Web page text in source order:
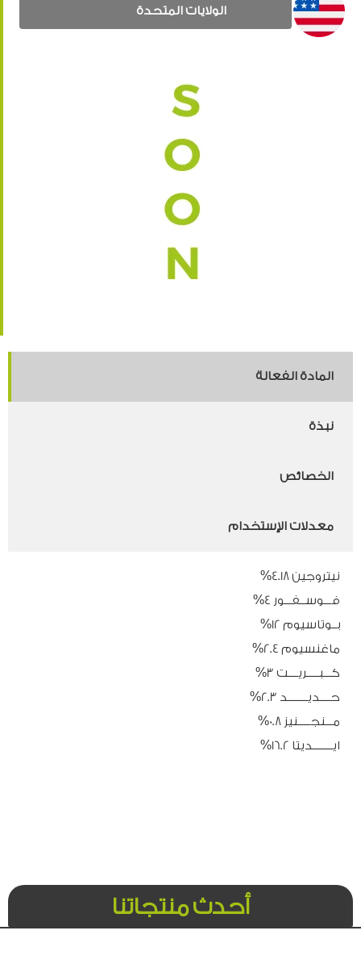
الولايات المتحدة
المادة الفعالة
نبذة
الخصائص
معدلات الإستخدام
نيتروجين 4.18%
فـــوســفـــور 4%
بــوتاسيوم 12%
ماغنسيوم 2.4%
كـــبـــــريــــت 3%
حــــديــــــــد 2.3%
مـــنجـــــنيز 0.8%
ايــــــــديتا 16.2%
أحدث منتجاتنا